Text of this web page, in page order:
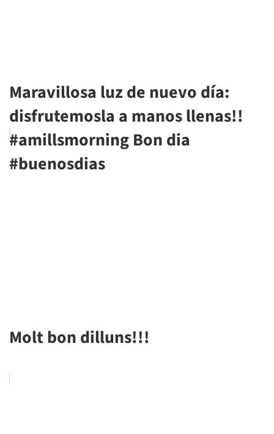
Maravillosa luz de nuevo día:
disfrutemosla a manos llenas!!
#amillsmorning Bon dia
#buenosdias
Molt bon dilluns!!!